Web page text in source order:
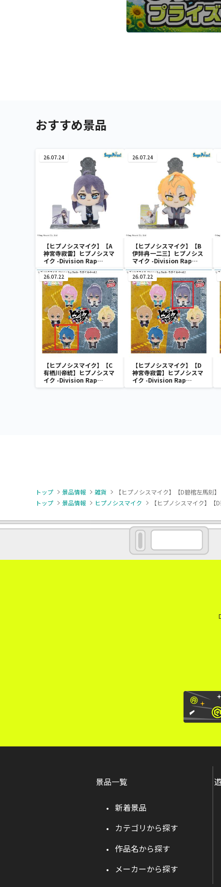
おすすめ景品
26.07.24
【ヒプノシスマイク】【A
神宮寺寂雷】ヒプノシスマ
イク -Division Rap
Battle- アクぬい For
Amusement“麻天
狼”（EX）
26.07.24
【ヒプノシスマイク】【B
伊弉冉一二三】ヒプノシス
マイク -Division Rap
Battle- アクぬい For
Amusement“麻天
狼”（EX）
26.07.22
【ヒプノシスマイク】【C
有栖川帝統】ヒプノシスマ
イク -Division Rap
Battle- ちびぐるみvol.2
26.07.22
【ヒプノシスマイク】【D
神宮寺寂雷】ヒプノシスマ
イク -Division Rap
Battle- ちびぐるみvol.2
トップ 景品情報 雑貨
【ヒプノシスマイク】【D碧棺左馬
トップ
景品情報 ヒプノシスマイク 【ヒプノシスマイク】
景品一覧
新着景品
カテゴリから探す
作品名から探す
メーカーから探す